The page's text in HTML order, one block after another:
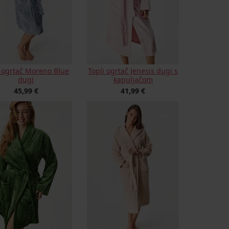
Moreno Blue
dugi
45,99 €
Topli ogrtač Jenesis dugi s
kapuljačom
41,99 €